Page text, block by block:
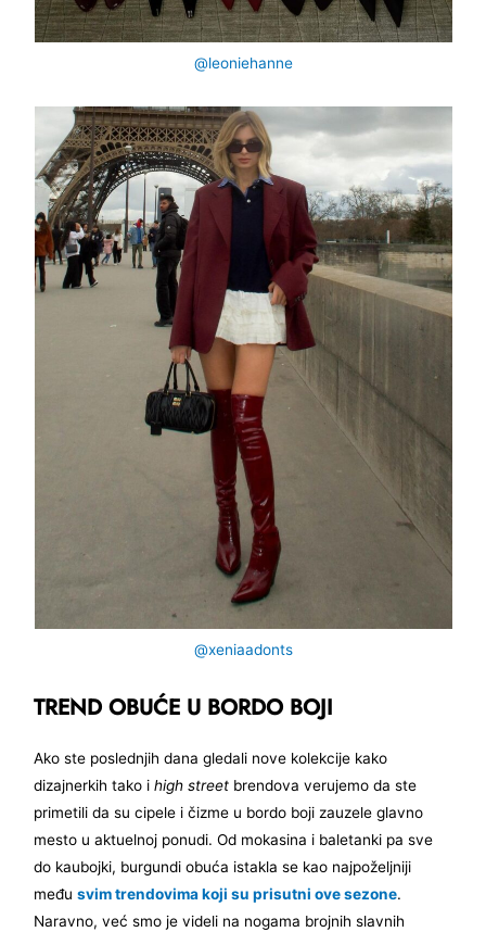
@leoniehanne
@xeniaadonts
TREND OBUĆE U BORDO BOJI
Ako ste poslednjih dana gledali nove kolekcije kako
dizajnerkih tako ihigh street brendova verujemo da ste
primetili da su cipele i čizme u bordo boji zauzele glavno
mesto u aktuelnoj ponudi. Od mokasina i baletanki pa sve
do kaubojki, burgundi obuća istakla se kao najpoželjniji
međusvim trendovima koji su prisutni ove sezone.
Naravno, već smo je videli na nogama brojnih slavnih